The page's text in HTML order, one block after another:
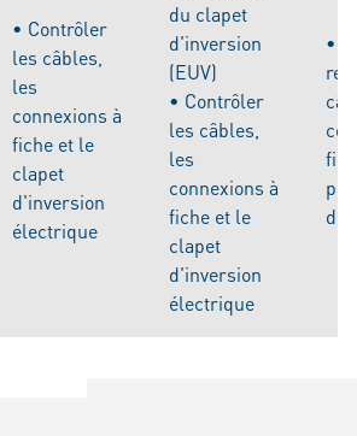
• Contrôler
les câbles,
les
connexions à
fiche et le
clapet
d'inversion
électrique
du clapet
d'inversion
(EUV)
• Contrôler
les câbles,
les
connexions à
fiche et le
clapet
d'inversion
électrique
•